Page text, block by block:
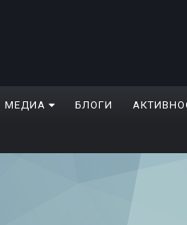
МЕДИА БЛОГИ